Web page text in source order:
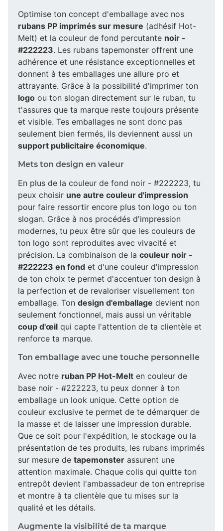
Optimise ton concept d'emballage avec nos
rubans PP imprimés sur mesure (adhésif Hot-
Melt) et la couleur de fond percutante noir -
#222223. Les rubans tapemonster offrent une
adhérence et une résistance exceptionnelles et
donnent à tes emballages une allure pro et
attrayante. Grâce à la possibilité d'imprimer ton
logo ou ton slogan directement sur le ruban, tu
t'assures que ta marque reste toujours présente
et visible. Tes emballages ne sont donc pas
seulement bien fermés, ils deviennent aussi un
support publicitaire économique.
Mets ton design en valeur
En plus de la couleur de fond noir - #222223, tu
peux choisir une autre couleur d'impression
pour faire ressortir encore plus ton logo ou ton
slogan. Grâce à nos procédés d'impression
modernes, tu peux être sûr que les couleurs de
ton logo sont reproduites avec vivacité et
précision. La combinaison de la couleur noir -
#222223 en fond et d'une couleur d'impression
de ton choix te permet d'accentuer ton design à
la perfection et de revaloriser visuellement ton
emballage. Ton design d'emballage devient non
seulement fonctionnel, mais aussi un véritable
coup d'œil qui capte l'attention de ta clientèle et
renforce ta marque.
Ton emballage avec une touche personnelle
Avec notre ruban PP Hot-Melt en couleur de
base noir - #222223, tu peux donner à ton
emballage un look unique. Cette option de
couleur exclusive te permet de te démarquer de
la masse et de laisser une impression durable.
Que ce soit pour l'expédition, le stockage ou la
présentation de tes produits, les rubans imprimés
sur mesure de tapemonster assurent une
attention maximale. Chaque colis qui quitte ton
entrepôt devient l'ambassadeur de ton entreprise
et montre à ta clientèle que tu mises sur la
qualité et les détails.
Augmente la visibilité de ta marque